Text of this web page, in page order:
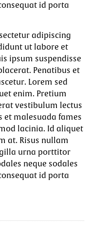
id porta
adipiscing
ut labore et
ipsum suspendisse
Penatibus et
Lorem sed
enim. Pretium
vestibulum lectus
et malesuada fames
lacinia. Id aliquet
at. Risus nullam
urna porttitor
neque sodales
id porta